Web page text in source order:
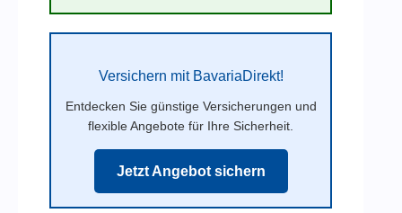
Versichern mit BavariaDirekt!
Entdecken Sie günstige Versicherungen und
flexible Angebote für Ihre Sicherheit.
Jetzt Angebot sichern